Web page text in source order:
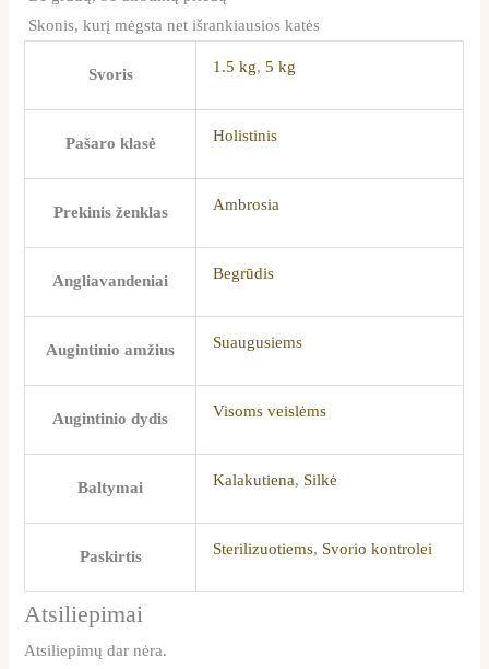
Skonis, kurį mėgsta net išrankiausios katės
Svoris 1.5 kg,5 kg
Pašaro klasė Holistinis
Prekinis ženklas Ambrosia
Angliavandeniai Begrūdis
Augintinio amžius Suaugusiems
Augintinio dydis Visoms veislėms
Baltymai Kalakutiena, Silkė
Paskirtis Sterilizuotiems, Svorio kontrolei
Atsiliepimai
Atsiliepimų dar nėra.